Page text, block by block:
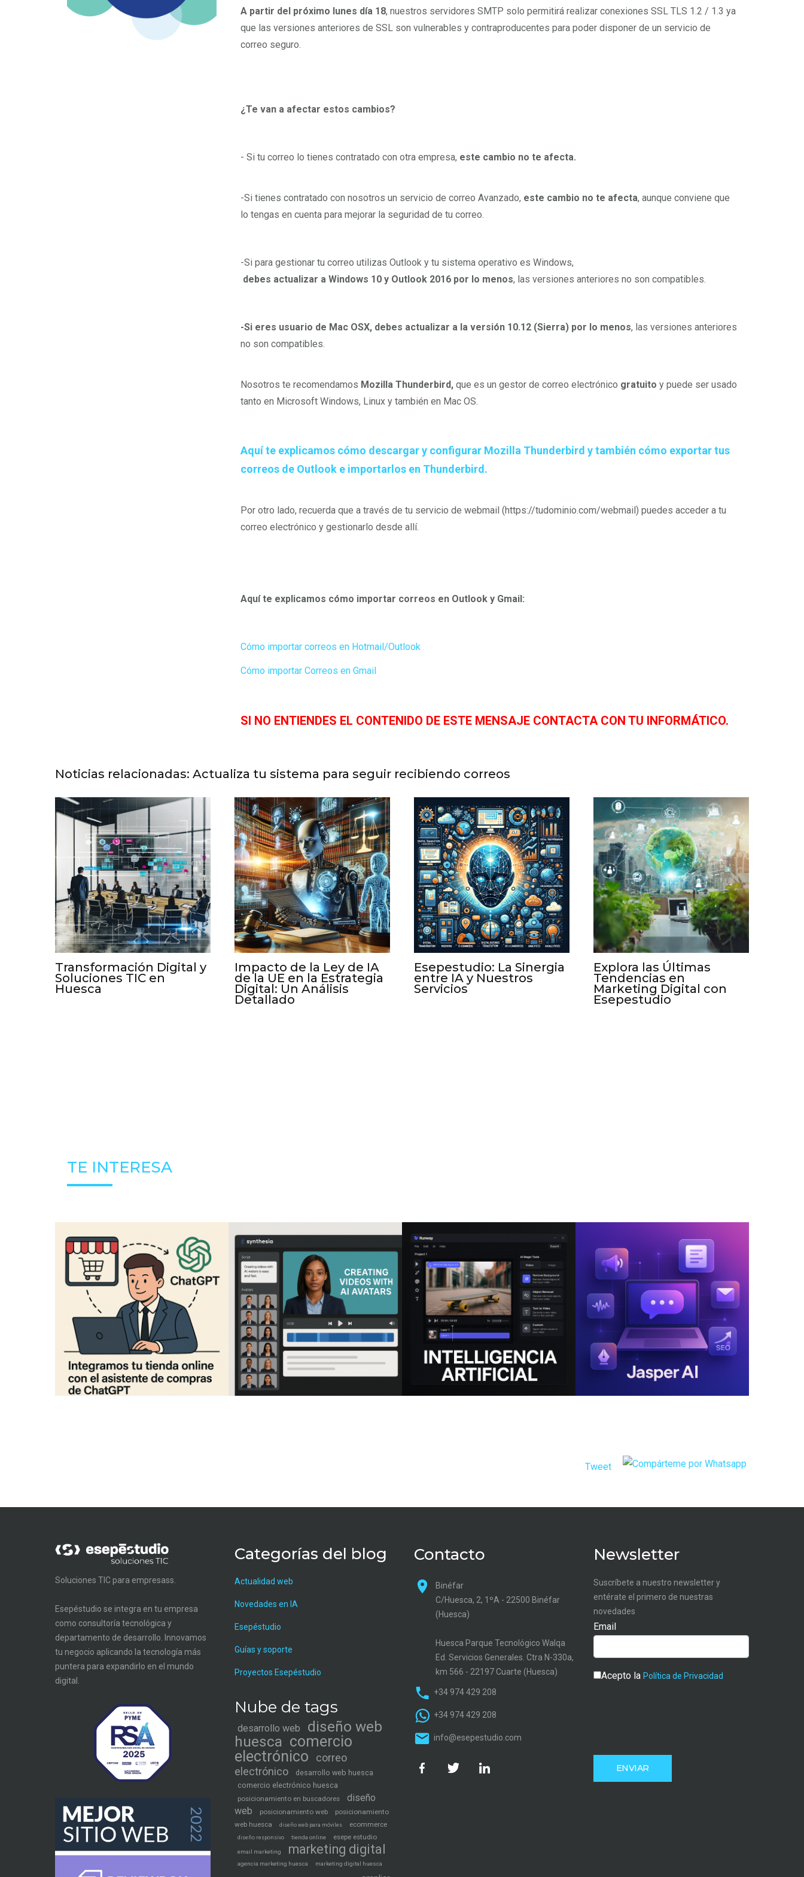
A partir del próximo lunes día 18, nuestros servidores SMTP solo permitirá realizar conexiones SSL TLS 1.2 / 1.3 ya
que las versiones anteriores de SSL son vulnerables y contraproducentes para poder disponer de un servicio de
correo seguro.
¿Te van a afectar estos cambios?
- Si tu correo lo tienes contratado con otra empresa, este cambio no te afecta.
-Si tienes contratado con nosotros un servicio de correo Avanzado, este cambio no te afecta, aunque conviene que
lo tengas en cuenta para mejorar la seguridad de tu correo.
-Si para gestionar tu correo utilizas Outlook y tu sistema operativo es Windows,
debes actualizar a Windows 10 y Outlook 2016 por lo menos, las versiones anteriores no son compatibles.
-Si eres usuario de Mac OSX, debes actualizar a la versión 10.12 (Sierra) por lo menos, las versiones anteriores
no son compatibles.
Nosotros te recomendamos Mozilla Thunderbird, que es un gestor de correo electrónico gratuito y puede ser usado
tanto en Microsoft Windows, Linux y también en Mac OS.
Aquí te explicamos cómo descargar y configurar Mozilla Thunderbird y también cómo exportar tus
correos de Outlook e importarlos en Thunderbird.
Por otro lado, recuerda que a través de tu servicio de webmail (https://tudominio.com/webmail) puedes acceder a tu
correo electrónico y gestionarlo desde allí.
Aquí te explicamos cómo importar correos en Outlook y Gmail:
Cómo importar correos en Hotmail/Outlook
Cómo importar Correos en Gmail
SI NO ENTIENDES EL CONTENIDO DE ESTE MENSAJE CONTACTA CON TU INFORMÁTICO.
Noticias relacionadas: Actualiza tu sistema para seguir recibiendo correos
Transformación Digital y
Soluciones TIC en
Huesca
Impacto de la Ley de IA
de la UE en la Estrategia
Digital: Un Análisis
Detallado
Esepestudio: La Sinergia
entre IA y Nuestros
Servicios
Explora las Últimas
Tendencias en
Marketing Digital con
Esepestudio
TE INTERESA
Tweet
Soluciones TIC para empresass.
Esepéstudio se integra en tu empresa
como consultoría tecnológica y
departamento de desarrollo. Innovamos
tu negocio aplicando la tecnología más
puntera para expandirlo en el mundo
digital.
Categorías del blog
Actualidad web
Novedades en IA
Esepéstudio
Guías y soporte
Proyectos Esepéstudio
Nube de tags
desarrollo web
diseño web
huesca comercio
electrónico
correo
electrónico
desarrollo web huesca
comercio electrónico huesca
posicionamiento en buscadores
diseño
web
posicionamiento web
posicionamiento
web huesca
diseño web para móviles ecommerce
diseño responsivo tienda online esepe estudio
email marketing marketing digital
agencia marketing huesca marketing digital huesca
Contacto
Binéfar
C/Huesca, 2, 1ºA - 22500 Binéfar
(Huesca)
Huesca Parque Tecnológico Walqa
Ed. Servicios Generales. Ctra N-330a,
km 566 - 22197 Cuarte (Huesca)
+34 974 429 208
+34 974 429 208
info@esepestudio.com
Newsletter
Suscríbete a nuestro newsletter y
entérate el primero de nuestras
novedades
Email
Acepto la Política de Privacidad